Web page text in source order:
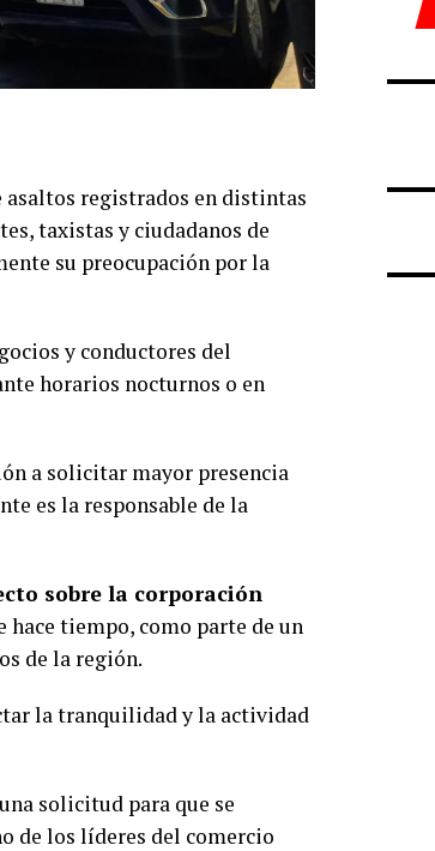
asaltos registrados en distintas
taxistas y ciudadanos de
su preocupación por la
y conductores del
horarios nocturnos o en
a solicitar mayor presencia
es la responsable de la
sobre la corporación
hace tiempo, como parte de un
de la región.
la tranquilidad y la actividad
solicitud para que se
de los líderes del comercio